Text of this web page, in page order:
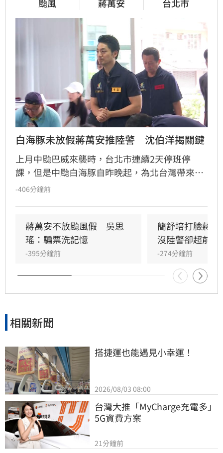
颱風 蔣萬安 台北市
白海豚未放假蔣萬安推陸警　沈伯洋揭關鍵
上月中颱巴威來襲時，台北市連續2天停班停
課，但是中颱白海豚自昨晚起，為北台灣帶來強
風豪雨，但台北市今（9）日卻未放假，引發民
應，市民會有的疑慮，不會說是精不精準的問
題，而是SOP是什麼？你的標準是什麼？能不能
夠公開透明，讓市民能夠事先知道說，原來標準
是這樣，所以今天有放、今天沒有放。他呼籲，
還是很希望說能夠有一些比
-406分鐘前
蔣萬安不放颱風假　吳思
瑤：騙票洗記憶
-395分鐘前
簡舒培打臉蔣
沒陸警卻超前放
-274分鐘前
相關新聞
搭捷運也能遇見小幸運！
2026/08/03 08:00
台灣大推「MyCharge充電多」
5G資費方案
21分鐘前